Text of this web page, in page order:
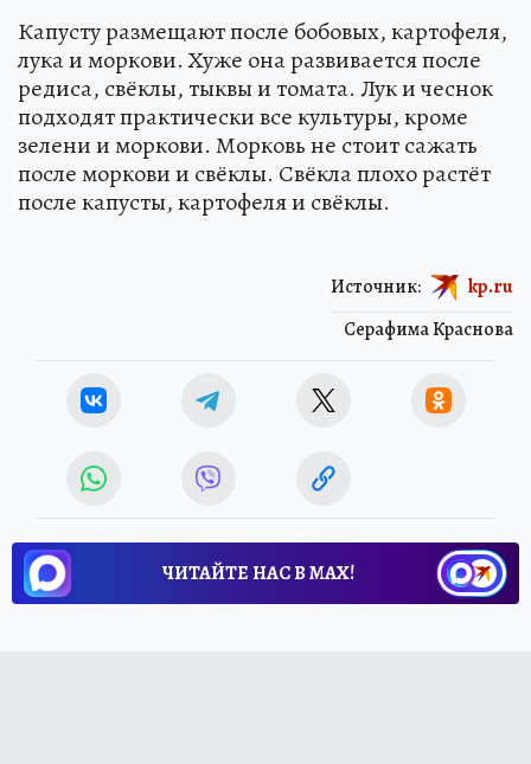
Капусту размещают после бобовых, картофеля,
лука и моркови. Хуже она развивается после
редиса, свёклы, тыквы и томата. Лук и чеснок
подходят практически все культуры, кроме
зелени и моркови. Морковь не стоит сажать
после моркови и свёклы. Свёкла плохо растёт
после капусты, картофеля и свёклы.
Серафима Краснова
Источник: kp.ru
ЧИТАЙТЕ НАС В МАХ!